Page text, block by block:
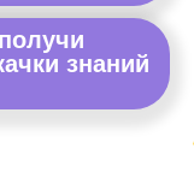
знаний